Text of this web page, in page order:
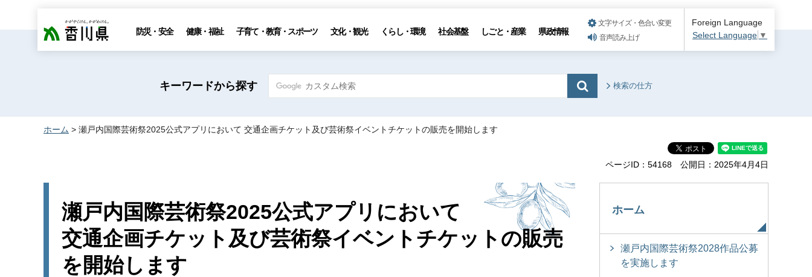
香川県 防災・安全 健康・福祉 子育て・教育・スポーツ 文化・観光 くらし・環境 社会基盤 しごと・産業 県政情報
文字サイズ・色合い変更
音声読み上げ
Foreign Language
Select Language ▼
キーワードから探す 検索の仕方
ホーム > 瀬戸内国際芸術祭2025公式アプリにおいて 交通企画チケット及び芸術祭イベントチケットの販売を開始します
ページID：54168 公開日：2025年4月4日
瀬戸内国際芸術祭2025公式アプリにおいて
交通企画チケット及び芸術祭イベントチケットの販売
を開始します
ホーム
瀬戸内国際芸術祭2028作品公募
を実施します